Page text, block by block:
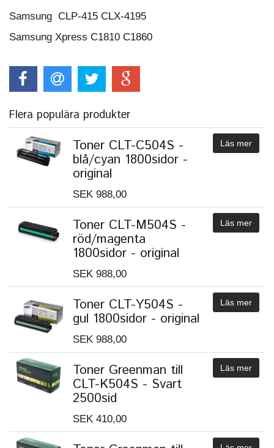
Samsung CLP-415 CLX-4195
Samsung Xpress C1810 C1860
Flera populära produkter
Toner CLT-C504S -
blå/cyan 1800sidor -
original
SEK 988,00
Läs mer
Toner CLT-M504S -
röd/magenta
1800sidor - original
SEK 988,00
Läs mer
Toner CLT-Y504S -
gul 1800sidor - original
SEK 988,00
Läs mer
Toner Greenman till
CLT-K504S - Svart
2500sid
SEK 410,00
Läs mer